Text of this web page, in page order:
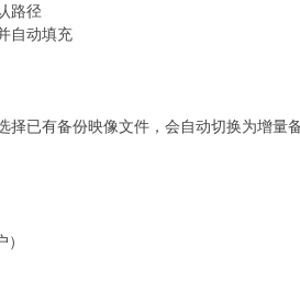
路径
自动填充
择已有备份映像文件，会自动切换为增量